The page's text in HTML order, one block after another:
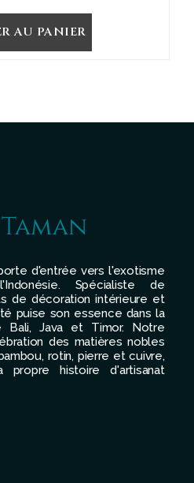
AU PANIER
d'entrée vers l'exotisme
Spécialiste de
de décoration intérieure et
puise son essence dans la
Bali, Java et Timor. Notre
des matières nobles
rotin, pierre et cuivre,
propre histoire d'artisanat